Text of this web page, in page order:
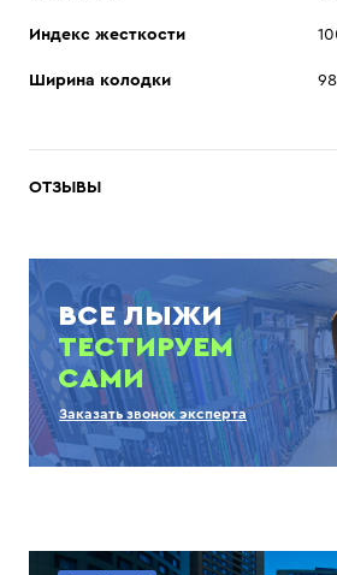
Индекс жесткости
Ширина колодки 98
ОТЗЫВЫ
ВСЕ ЛЫЖИ
ТЕСТИРУЕМ
САМИ
Заказать звонок эксперта